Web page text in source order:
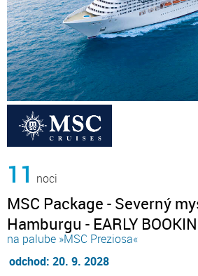
11 noci
MSC Package - Severný
Hamburgu - EARLY
na palube »MSC Preziosa«
odchod: 20. 9. 2028